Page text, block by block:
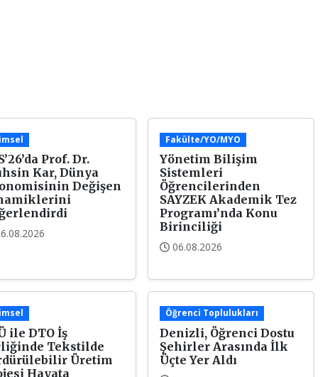
Prof. Dr.
Kar, Dünya
Değişen
Fakülte/YO/MYO
Yönetim Bilişim
Sistemleri
Öğrencilerinden
SAYZEK Akademik Tez
Programı’nda Konu
Birinciliği
06.08.2026
ile DTO İş
Tekstilde
Üretim
Hayata
Öğrenci Toplulukları
Denizli, Öğrenci Dostu
Şehirler Arasında İlk
Üçte Yer Aldı